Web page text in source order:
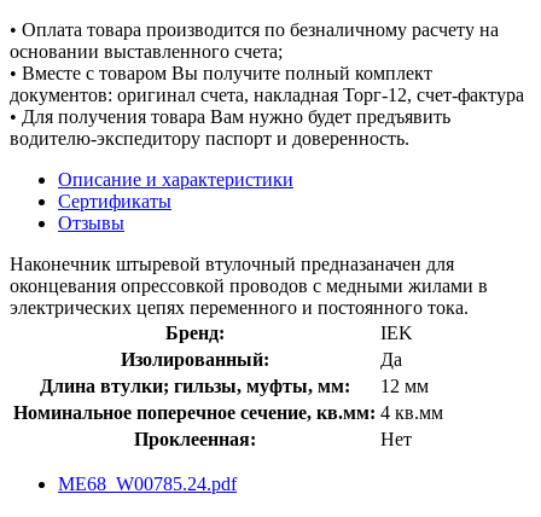
• Оплата товара производится по безналичному расчету на
основании выставленного счета;
• Вместе с товаром Вы получите полный комплект
документов: оригинал счета, накладная Торг-12, счет-фактура
• Для получения товара Вам нужно будет предъявить
водителю-экспедитору паспорт и доверенность.
Описание и характеристики
Сертификаты
Отзывы
Наконечник штыревой втулочный предназаначен для
оконцевания опрессовкой проводов с медными жилами в
электрических цепях переменного и постоянного тока.
Бренд:
IEK
Изолированный:
Да
Длина втулки; гильзы, муфты, мм:
12 мм
Номинальное поперечное сечение, кв.мм: 4 кв.мм
Проклеенная:
Нет
ME68_W00785.24.pdf